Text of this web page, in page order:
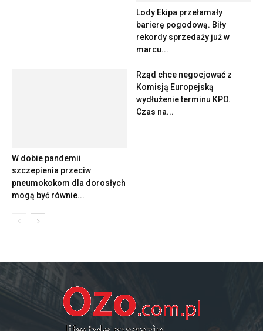
Lody Ekipa przełamały
barierę pogodową. Biły
rekordy sprzedaży już w
marcu...
W dobie pandemii
szczepienia przeciw
pneumokokom dla dorosłych
mogą być równie...
Rząd chce negocjować z
Komisją Europejską
wydłużenie terminu KPO.
Czas na...